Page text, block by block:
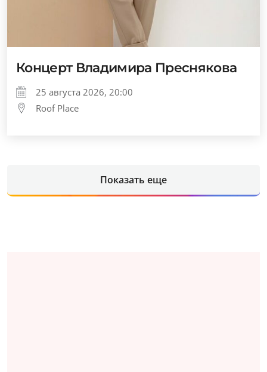
Концерт Владимира Преснякова
25 августа 2026, 20:00
Roof Place
Показать еще